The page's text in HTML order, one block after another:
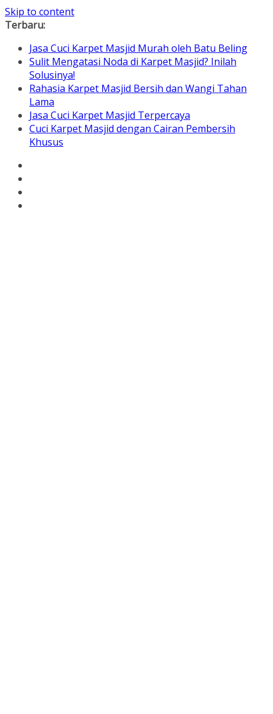
Skip to content
Terbaru:
Jasa Cuci Karpet Masjid Murah oleh Batu Beling
Sulit Mengatasi Noda di Karpet Masjid? Inilah
Solusinya!
Rahasia Karpet Masjid Bersih dan Wangi Tahan
Lama
Jasa Cuci Karpet Masjid Terpercaya
Cuci Karpet Masjid dengan Cairan Pembersih
Khusus